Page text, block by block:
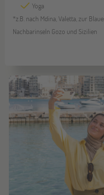
Yoga
*z.B. nach Mdina, Valetta, zur
Nachbarinseln Gozo und Sizilien